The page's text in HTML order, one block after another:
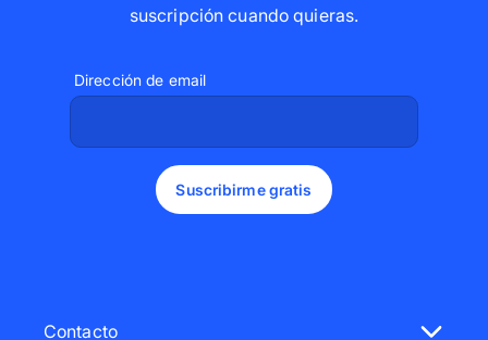
suscripción cuando quieras.
Dirección de email
Suscribirme gratis
Contacto